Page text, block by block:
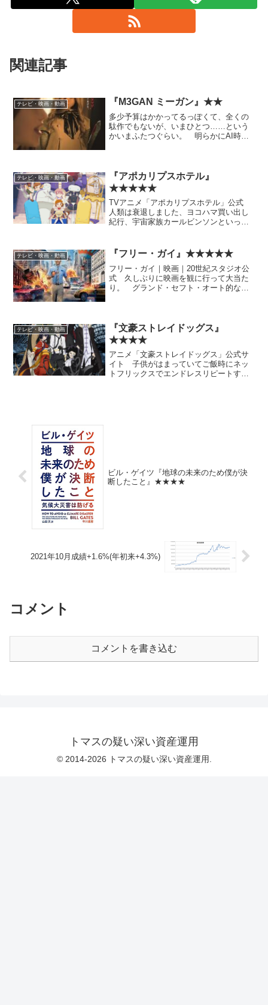
関連記事
テレビ・映画・動画 『M3GAN ミーガン』★★
多少予算はかかってるっぽくて、全くの
駄作でもないが、いまひとつ……という
かいまふたつぐらい。 明らかにAI時代
以外の）良いところの真似...
テレビ・映画・動画
『アポカリプスホテル』
★★★★★
TVアニメ「アポカリプスホテル」公式
人類は衰退しました、ヨコハマ買い出し
紀行、宇宙家族カールビンソンといった
じの作品。 それでいてキャラ原案が竹
本泉でばっちりハマ...
テレビ・映画・動画 『フリー・ガイ』★★★★★
フリー・ガイ｜映画｜20世紀スタジオ公
式 久しぶりに映画を観に行って大当た
り。 グランド・セフト・オート的なゲ
く思いも寄らなかったと...
テレビ・映画・動画
『文豪ストレイドッグス』
★★★★
アニメ「文豪ストレイドッグス」公式サ
イト 子供がはまっていてご飯時にネッ
トフリックスでエンドレスリピートする
ビル・ゲイツ『地球の未来のため僕が決
断したこと』★★★★
2021年10月成績+1.6%(年初来+4.3%)
コメント
コメントを書き込む
トマスの疑い深い資産運用
© 2014-2026 トマスの疑い深い資産運用.